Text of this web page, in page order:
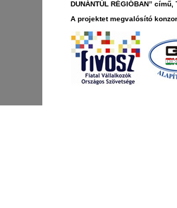
DUNÁNTÚL RÉGIÓBAN”
A projektet megvalósító